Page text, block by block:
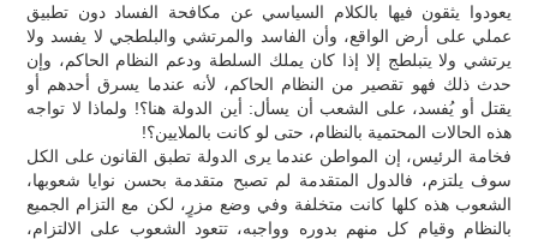
يعودوا يثقون فيها بالكلام السياسي عن مكافحة الفساد دون تطبيق
عملي على أرض الواقع، وأن الفاسد والمرتشي والبلطجي لا يفسد ولا
يرتشي ولا يتبلطج إلا إذا كان يملك السلطة ودعم النظام الحاكم، وإن
حدث ذلك فهو تقصير من النظام الحاكم، لأنه عندما يسرق أحدهم أو
يقتل أو يُفسد، على الشعب أن يسأل: أين الدولة هنا؟! ولماذا لا تواجه
هذه الحالات المحتمية بالنظام، حتى لو كانت بالملايين؟!
فخامة الرئيس، إن المواطن عندما يرى الدولة تطبق القانون على الكل
سوف يلتزم، فالدول المتقدمة لم تصبح متقدمة بحسن نوايا شعوبها،
الشعوب هذه كلها كانت متخلفة وفي وضع مزرٍ، لكن مع التزام الجميع
بالنظام وقيام كل منهم بدوره وواجبه، تتعود الشعوب على الالتزام،